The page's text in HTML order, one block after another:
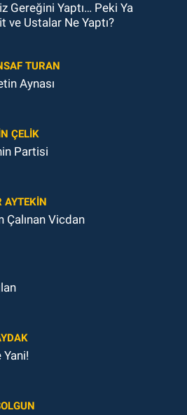
Yaptı… Peki Ya
ve Ustalar Ne Yaptı?
TURAN
Aynası
ÇELİK
Partisi
AYTEKIN
Çalınan Vicdan
Yani!